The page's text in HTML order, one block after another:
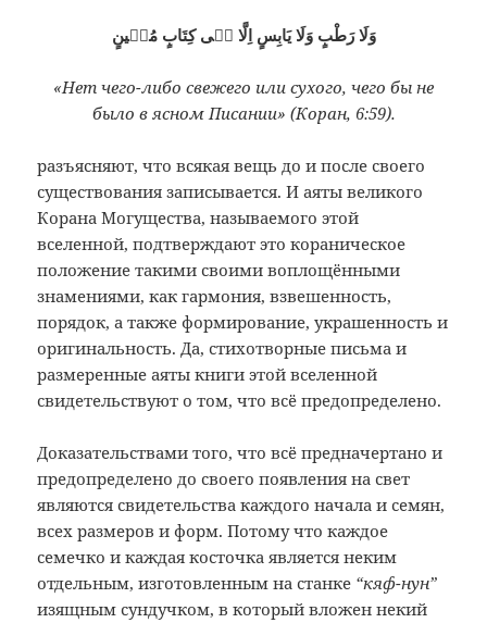
وَلَا رَطْبٍ وَلَا يَابِسٍ اِلَّا فٖى كِتَابٍ مُبٖينٍ
«Нет чего-либо свежего или сухого, чего бы не
было в ясном Писании» (Коран, 6:59).
разъясняют, что всякая вещь до и после своего
существования записывается. И аяты великого
Корана Могущества, называемого этой
вселенной, подтверждают это кораническое
положение такими своими воплощёнными
знамениями, как гармония, взвешенность,
порядок, а также формирование, украшенность и
оригинальность. Да, стихотворные письма и
размеренные аяты книги этой вселенной
свидетельствуют о том, что всё предопределено.
Доказательствами того, что всё предначертано и
предопределено до своего появления на свет
являются свидетельства каждого начала и семян,
всех размеров и форм. Потому что каждое
семечко и каждая косточка является неким
отдельным, изготовленным на станке “кяф-нун”
изящным сундучком, в который вложен некий